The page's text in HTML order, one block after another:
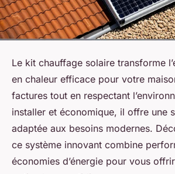
Le kit chauffage solaire transforme
en chaleur efficace pour votre
factures tout en respectant
installer et économique, il offre une
adaptée aux besoins modernes.
ce système innovant combine
économies d’énergie pour vous